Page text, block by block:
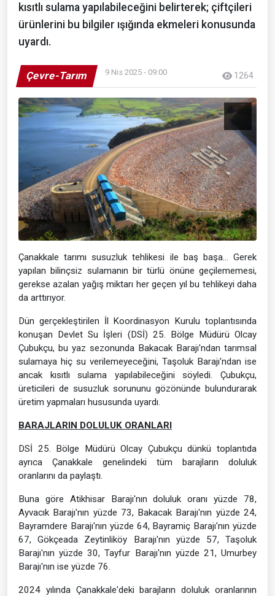
kısıtlı sulama yapılabileceğini belirterek; çiftçileri
ürünlerini bu bilgiler ışığında ekmeleri konusunda
uyardı.
Çevre-Tarım 9 Nis 2025 - 09:00 1264
Çanakkale tarımı susuzluk tehlikesi ile baş başa... Gerek
yapılan bilinçsiz sulamanın bir türlü önüne geçilememesi,
gerekse azalan yağış miktarı her geçen yıl bu tehlikeyi daha
da arttırıyor.
Dün gerçekleştirilen İl Koordinasyon Kurulu toplantısında
konuşan Devlet Su İşleri (DSİ) 25. Bölge Müdürü Olcay
Çubukçu, bu yaz sezonunda Bakacak Barajı'ndan tarımsal
sulamaya hiç su verilemeyeceğini, Taşoluk Barajı'ndan ise
ancak kısıtlı sulama yapılabileceğini söyledi. Çubukçu,
üreticileri de susuzluk sorununu gözönünde bulundurarak
üretim yapmaları hususunda uyardı.
BARAJLARIN DOLULUK ORANLARI
DSİ 25. Bölge Müdürü Olcay Çubukçu dünkü toplantıda
ayrıca Çanakkale genelindeki tüm barajların doluluk
oranlarını da paylaştı.
Buna göre Atikhisar Barajı'nın doluluk oranı yüzde 78,
Ayvacık Barajı'nın yüzde 73, Bakacak Barajı'nın yüzde 24,
Bayramdere Barajı'nın yüzde 64, Bayramiç Barajı'nın yüzde
67, Gökçeada Zeytinliköy Barajı'nın yüzde 57, Taşoluk
Barajı'nın yüzde 30, Tayfur Barajı'nın yüzde 21, Umurbey
Barajı'nın ise yüzde 76.
2024 yılında Çanakkale'deki barajların doluluk oranlarının